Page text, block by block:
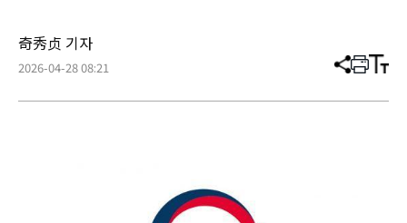
奇秀贞 기자
2026-04-28 08:21 分
章
打 调
小